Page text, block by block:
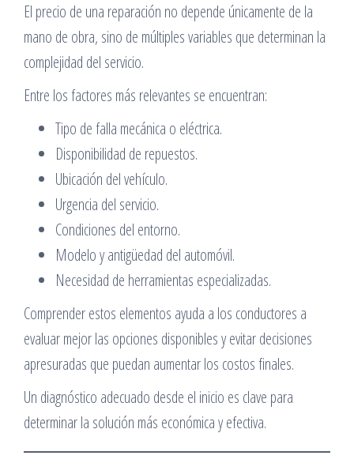
El precio de una reparación no depende únicamente de la
mano de obra, sino de múltiples variables que determinan la
complejidad del servicio.
Entre los factores más relevantes se encuentran:
Tipo de falla mecánica o eléctrica.
Disponibilidad de repuestos.
Ubicación del vehículo.
Urgencia del servicio.
Condiciones del entorno.
Modelo y antigüedad del automóvil.
Necesidad de herramientas especializadas.
Comprender estos elementos ayuda a los conductores a
evaluar mejor las opciones disponibles y evitar decisiones
apresuradas que puedan aumentar los costos finales.
Un diagnóstico adecuado desde el inicio es clave para
determinar la solución más económica y efectiva.